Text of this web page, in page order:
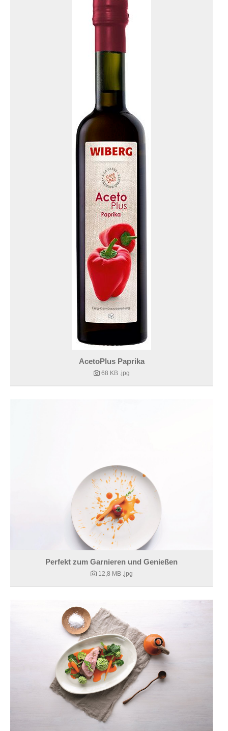
AcetoPlus Paprika
68 KB .jpg
Perfekt zum Garnieren und Genießen
12,8 MB .jpg